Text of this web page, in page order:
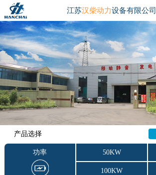
江苏汉柴动力设备有限公司
产品选择
功率 50KW
100KW